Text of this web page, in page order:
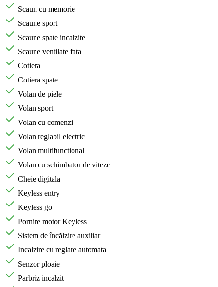
Scaun cu memorie
Scaune sport
Scaune spate incalzite
Scaune ventilate fata
Cotiera
Cotiera spate
Volan de piele
Volan sport
Volan cu comenzi
Volan reglabil electric
Volan multifunctional
Volan cu schimbator de viteze
Cheie digitala
Keyless entry
Keyless go
Pornire motor Keyless
Sistem de încălzire auxiliar
Incalzire cu reglare automata
Senzor ploaie
Parbriz incalzit